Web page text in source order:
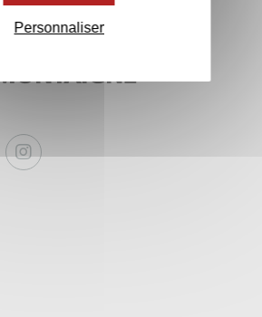
Personnaliser